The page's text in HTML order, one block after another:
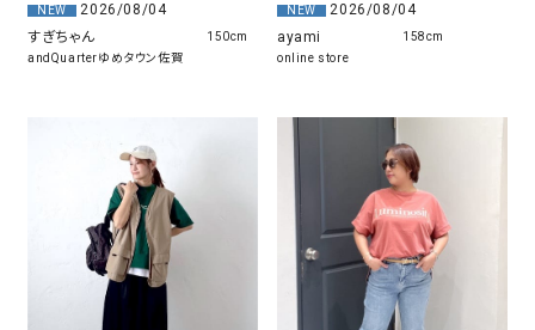
NEW
2026/08/04
すぎちゃん
andQuarterゆめタウン佐賀
150cm
NEW
2026/08/04
ayami
online store
158cm